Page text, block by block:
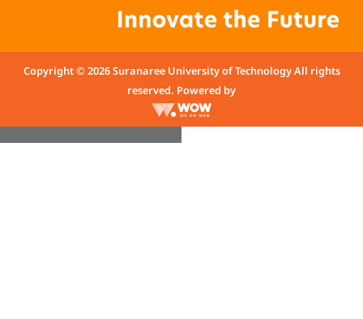
Copyright © 2026 Suranaree University of Technology All rights
reserved. Powered by